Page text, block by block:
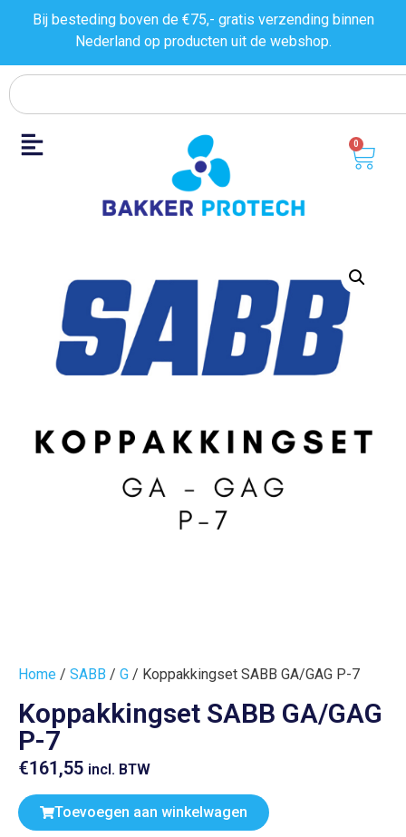
Bij besteding boven de €75,- gratis verzending binnen
Nederland op producten uit de webshop.
0
Home / SABB / G / Koppakkingset SABB GA/GAG P-7
Koppakkingset SABB GA/GAG
P-7
€161,55 incl. BTW
Toevoegen aan winkelwagen